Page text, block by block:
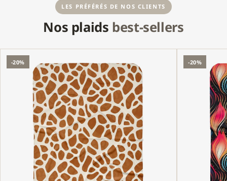
LES PRÉFÉRÉS DE NOS CLIENTS
Nos plaids best-sellers
-20% -20%